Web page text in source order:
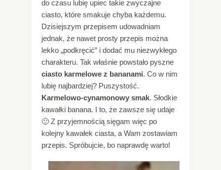
do czasu lubię upiec takie zwyczajne
ciasto, które smakuje chyba każdemu.
Dzisiejszym przepisem udowadniam
jednak, że nawet prosty przepis można
lekko „podkręcić” i dodać mu niezwykłego
charakteru. Tak właśnie powstało pyszne
ciasto karmelowe z bananami. Co w nim
lubię najbardziej? Puszystość.
Karmelowo-cynamonowy smak. Słodkie
kawałki banana. I to, że zawsze się udaje
🙂 Z przyjemnością sięgam więc po
kolejny kawałek ciasta, a Wam zostawiam
przepis. Spróbujcie, bo naprawdę warto!